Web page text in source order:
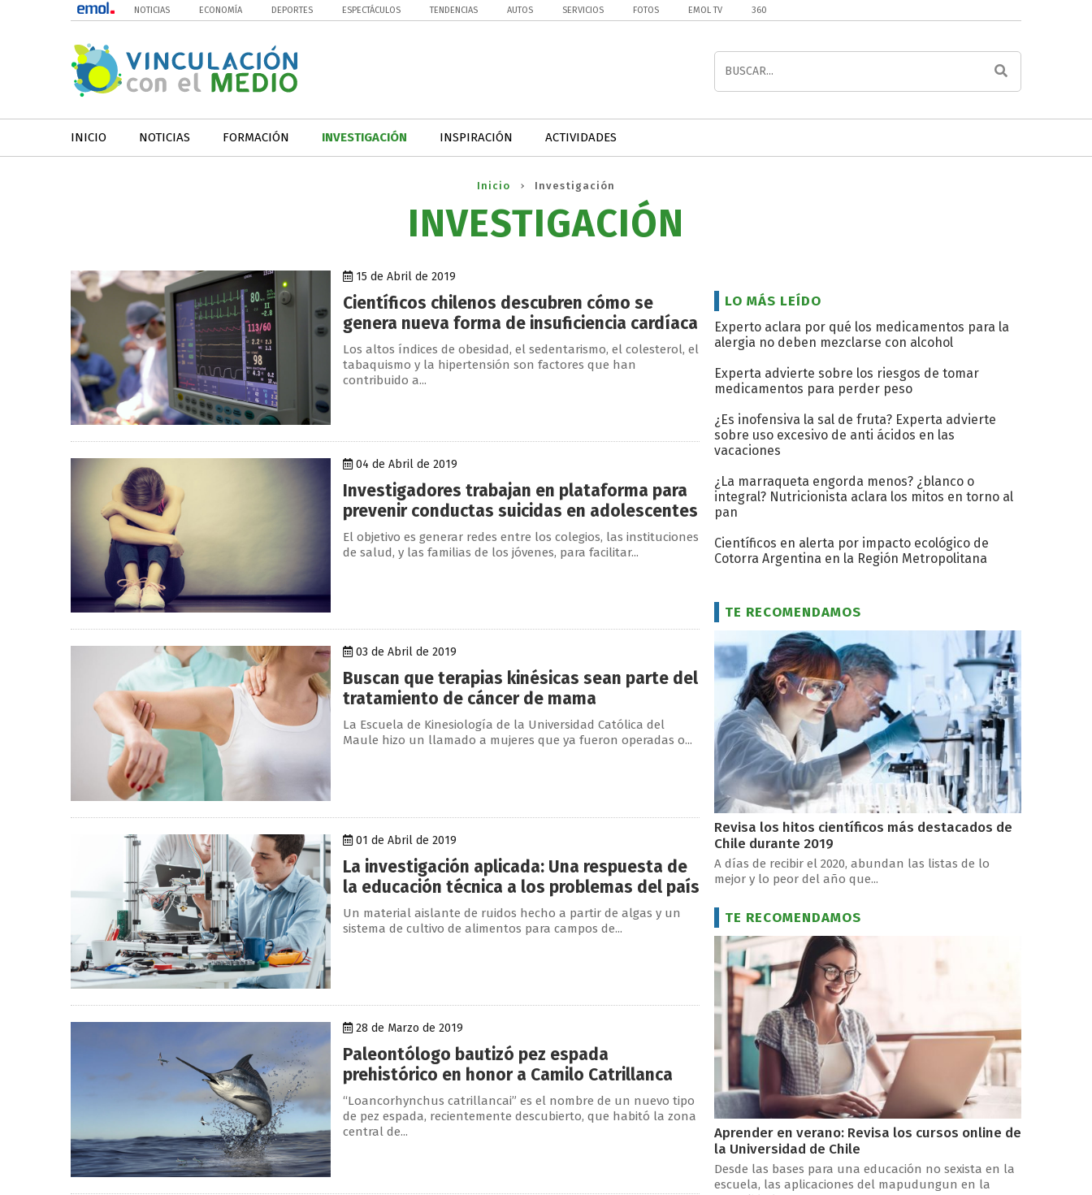
NOTICIAS ECONOMÍA DEPORTES ESPECTÁCULOS TENDENCIAS AUTOS SERVICIOS FOTOS EMOL TV 360
INICIO NOTICIAS FORMACIÓN INVESTIGACIÓN INSPIRACIÓN ACTIVIDADES
Inicio Investigación
INVESTIGACIÓN
15 de Abril de 2019
Científicos chilenos descubren cómo se
genera nueva forma de insuficiencia cardíaca
Los altos índices de obesidad, el sedentarismo, el colesterol, el
tabaquismo y la hipertensión son factores que han
contribuido a...
04 de Abril de 2019
Investigadores trabajan en plataforma para
prevenir conductas suicidas en adolescentes
El objetivo es generar redes entre los colegios, las instituciones
de salud, y las familias de los jóvenes, para facilitar...
03 de Abril de 2019
Buscan que terapias kinésicas sean parte del
tratamiento de cáncer de mama
La Escuela de Kinesiología de la Universidad Católica del
Maule hizo un llamado a mujeres que ya fueron operadas o...
01 de Abril de 2019
La investigación aplicada: Una respuesta de
la educación técnica a los problemas del país
Un material aislante de ruidos hecho a partir de algas y un
sistema de cultivo de alimentos para campos de...
28 de Marzo de 2019
Paleontólogo bautizó pez espada
prehistórico en honor a Camilo Catrillanca
“Loancorhynchus catrillancai” es el nombre de un nuevo tipo
de pez espada, recientemente descubierto, que habitó la zona
central de...
LO MÁS LEÍDO
Experto aclara por qué los medicamentos para la
alergia no deben mezclarse con alcohol
Experta advierte sobre los riesgos de tomar
medicamentos para perder peso
¿Es inofensiva la sal de fruta? Experta advierte
sobre uso excesivo de anti ácidos en las
vacaciones
¿La marraqueta engorda menos? ¿blanco o
integral? Nutricionista aclara los mitos en torno al
pan
Científicos en alerta por impacto ecológico de
Cotorra Argentina en la Región Metropolitana
TE RECOMENDAMOS
Revisa los hitos científicos más destacados de
Chile durante 2019
A días de recibir el 2020, abundan las listas de lo
mejor y lo peor del año que...
TE RECOMENDAMOS
Aprender en verano: Revisa los cursos online de
la Universidad de Chile
Desde las bases para una educación no sexista en la
escuela, las aplicaciones del mapudungun en la